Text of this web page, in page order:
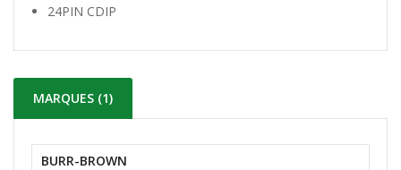
24PIN CDIP
MARQUES (1)
BURR-BROWN